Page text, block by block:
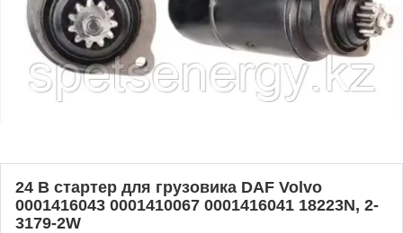
24 В стартер для грузовика DAF Volvo
0001416043 0001410067 0001416041 18223N, 2-
3179-2W